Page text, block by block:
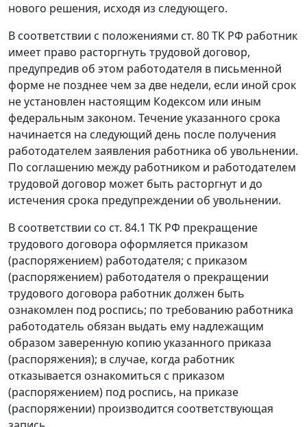
нового решения, исходя из следующего.
В соответствии с положениями ст. 80ТК РФ работник
имеет право расторгнуть трудовой договор,
предупредив об этом работодателя в письменной
форме не позднее чем за две недели, если иной срок
не установлен настоящим Кодексом или иным
федеральным законом. Течение указанного срока
начинается на следующий день после получения
работодателем заявления работника об увольнении.
По соглашению между работником и работодателем
трудовой договор может быть расторгнут и до
истечения срока предупреждении об увольнении.
В соответствии со ст. 84.1 ТК РФ прекращение
трудового договора оформляется приказом
(распоряжением) работодателя; с приказом
(распоряжением) работодателя о прекращении
трудового договора работник должен быть
ознакомлен под роспись; по требованию работника
работодатель обязан выдать ему надлежащим
образом заверенную копию указанного приказа
(распоряжения); в случае, когда работник
отказывается ознакомиться с приказом
(распоряжением) под роспись, на приказе
(распоряжении) производится соответствующая